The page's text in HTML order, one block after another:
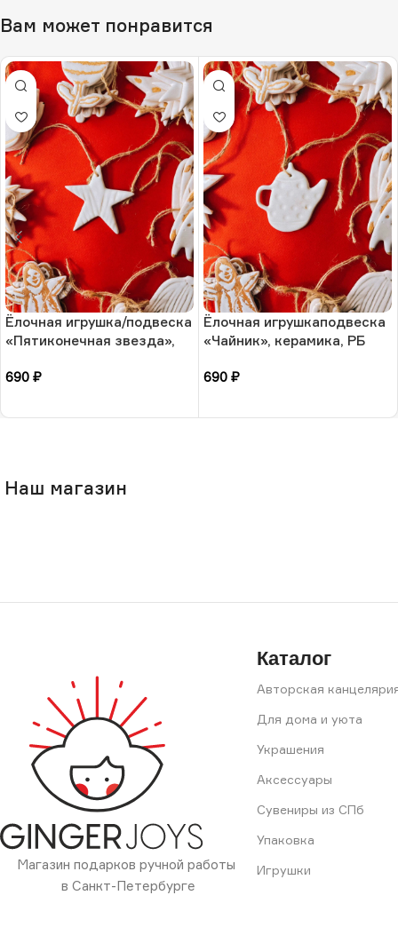
Вам может понравится
Ёлочная игрушка/подвеска
«Пятиконечная звезда»,
690 ₽
Ёлочная игрушкаподвеска
«Чайник», керамика, РБ
690 ₽
Наш магазин
Магазин подарков ручной работы
в Санкт-Петербурге
Каталог
Авторская
Для дома и уюта
Украшения
Аксессуары
Сувениры из СПб
Упаковка
Игрушки